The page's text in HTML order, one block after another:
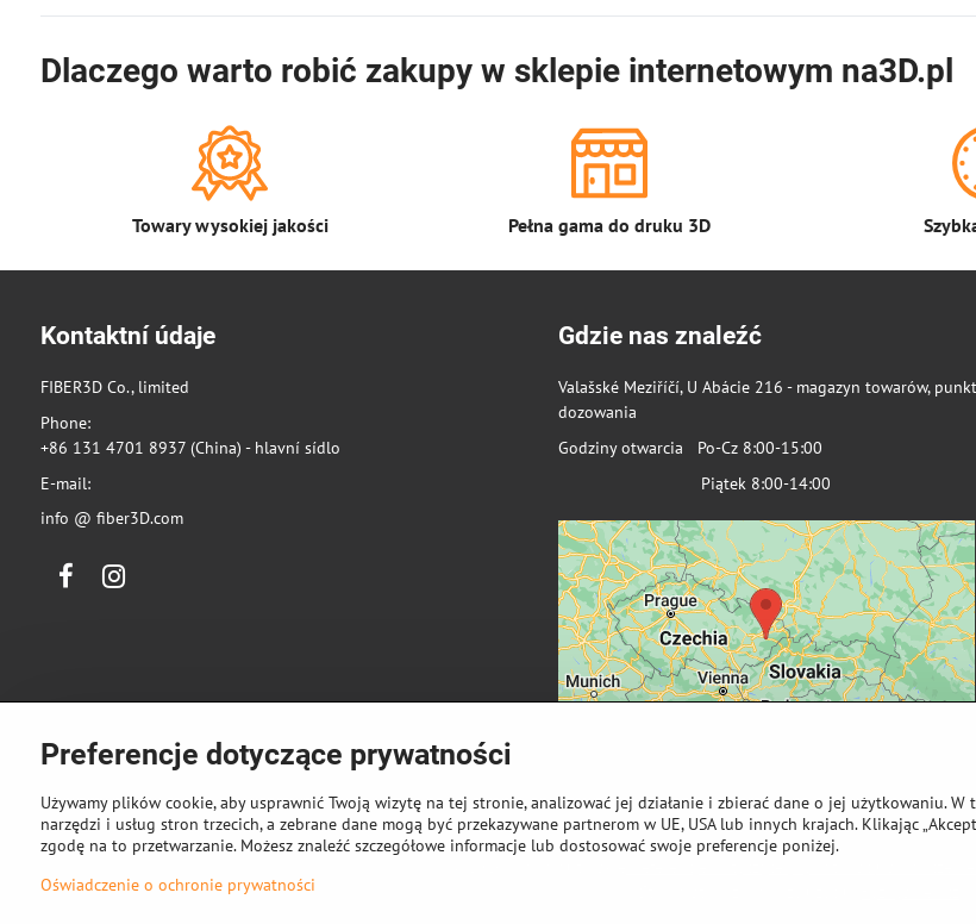
Dlaczego warto robić zakupy w sklepie internetowym na3D.pl
Towary wysokiej jakości Pełna gama do druku 3D
Kontaktní údaje
FIBER3D Co., limited
Phone:
+86 131 4701 8937 (China) - hlavní sídlo
E-mail:
info @ fiber3D.com
FacebookInstagram
Gdzie nas znaleźć
Valašské Meziříčí, U Abácie 216 - magazyn towarów, punkt
dozowania
Godziny otwarcia Po-Cz 8:00-15:00
Piątek 8:00-14:00
Preferencje dotyczące prywatności
Używamy plików cookie, aby usprawnić Twoją wizytę na tej stronie, analizować jej działanie i zbierać dane o jej użytkowaniu. W
narzędzi i usług stron trzecich, a zebrane dane mogą być przekazywane partnerom w UE, USA lub innych krajach. Klikając
zgodę na to przetwarzanie. Możesz znaleźć szczegółowe informacje lub dostosować swoje preferencje poniżej.
Oświadczenie o ochronie prywatności